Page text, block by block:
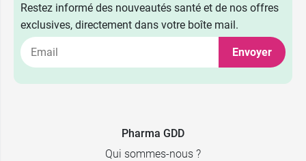
9,99 €
S 18,59 €
Contenance :
12,49 €
par 14
Restez informé des nouveautés santé et de nos offres
exclusives, directement dans votre boîte mail.
Envoyer
Pharma GDD
Qui sommes-nous ?